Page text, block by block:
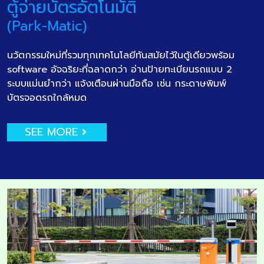
ตู้จ่ายบัตรอัตโนมัติ
(Park-Matic)
นวัตกรรมใหม่ที่รวมทุกเทคโนโลยีทันสมัยไว้ในตู้เดียวพร้อม
software อัจฉริยะที่ฉลาดกว่า อ่านป้ายทะเบียนรถแบบ 2
ระบบแม่นยำกว่า แจ้งเตือนผ่านมือถือ เช่น กระดาษพิมพ์
บัตรจอดรถใกล้หมด
SEE MORE